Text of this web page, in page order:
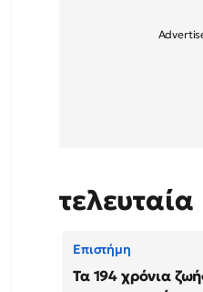
τελευταία
Επιστήμη
Τα 194 χρόνια